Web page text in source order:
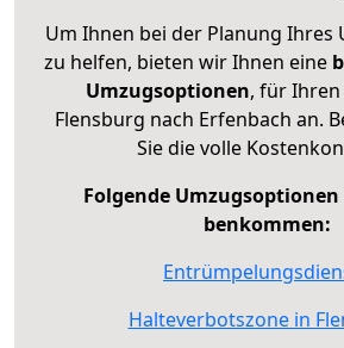
Um Ihnen bei der Planung Ihres
zu helfen, bieten wir Ihnen eine
Umzugsoptionen, für
Flensburg nach Erfenbach an.
Sie die volle
Folgende
benkommen:
Halteverbotszone in